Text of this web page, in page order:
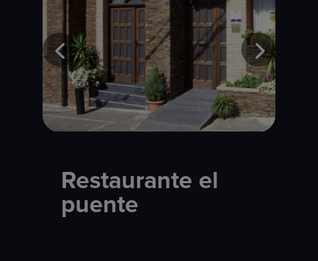
Restaurante el
puente​